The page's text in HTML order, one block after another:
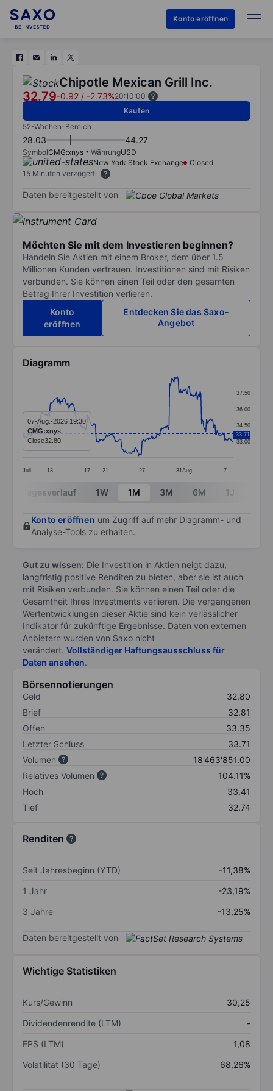
Konto eröffnen
Chipotle Mexican Grill Inc.
32.79-0.92 / -2.73%20:10:00
Kaufen
52-Wochen-Bereich
28.03 44.27
SymbolCMG:xnys WährungUSD
New York Stock Exchange
Closed
15 Minuten verzögert
Daten bereitgestellt von
Möchten Sie mit dem Investieren beginnen?
Handeln Sie Aktien mit einem Broker, dem über 1.5
Millionen Kunden vertrauen. Investitionen sind mit Risiken
verbunden. Sie können einen Teil oder den gesamten
Betrag Ihrer Investition verlieren.
Konto
eröffnen
Entdecken Sie das Saxo-
Angebot
Diagramm
Line chart with 299 data points.
The chart has 1 X axis displaying categories.
The chart has 1 Y axis displaying values. Data
Juli 13 17 21 27 31 Aug. 7
33.00
34.50
36.00
37.50
33.71
07-Aug.-2026 19:30
CMG:xnys
Close32.80
End of interactive chart.
Tagesverlauf 1W 1M 3M 6M 1J
Konto eröffnen um Zugriff auf mehr Diagramm- und
Analyse-Tools zu erhalten.
Gut zu wissen: Die Investition in Aktien neigt dazu,
langfristig positive Renditen zu bieten, aber sie ist auch
mit Risiken verbunden. Sie können einen Teil oder die
Gesamtheit Ihres Investments verlieren. Die vergangenen
Wertentwicklungen dieser Aktie sind kein verlässlicher
Indikator für zukünftige Ergebnisse. Daten von externen
Anbietern wurden von Saxo nicht
verändert. Vollständiger Haftungsausschluss für
Daten ansehen.
Börsennotierungen
Geld
32.80
Brief
32.81
Offen
33.35
Letzter Schluss
33.71
Volumen
18'463'851.00
Relatives Volumen
104.11%
Hoch
33.41
Tief
32.74
Renditen
Seit Jahresbeginn (YTD)
-11,38%
1 Jahr
-23,19%
3 Jahre
-13,25%
Daten bereitgestellt von
Wichtige Statistiken
Kurs/Gewinn
30,25
Dividendenrendite (LTM)
-
EPS (LTM)
1,08
Volatilität (30 Tage)
68,26%